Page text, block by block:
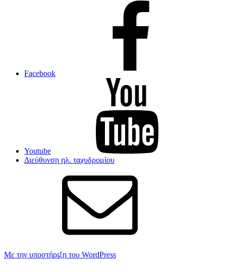
Facebook
Youtube
Διεύθυνση ηλ. ταχυδρομίου
Με την υποστήριξη του WordPress